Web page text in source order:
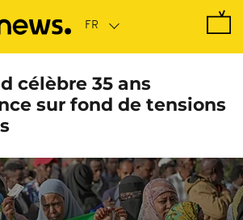
célèbre 35 ans
sur fond de tensions